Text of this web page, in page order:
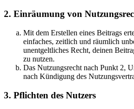
2. Einräumung von
Mit dem Erstellen eines Beitrags
einfaches, zeitlich und räumlich
unentgeltliches Recht, deinen
zu nutzen.
Das Nutzungsrecht nach Punkt 2,
nach Kündigung des
3. Pflichten des Nutzers